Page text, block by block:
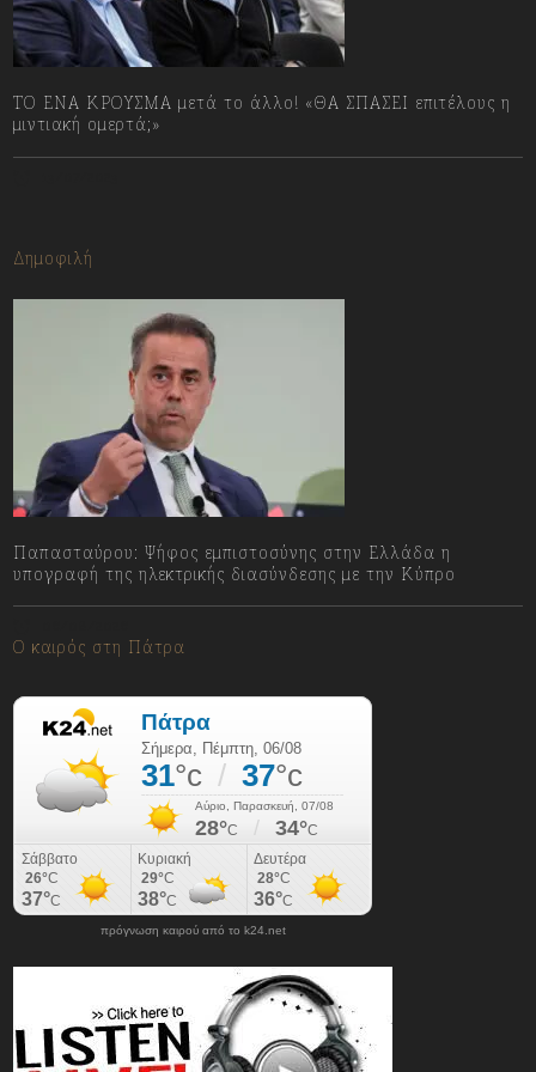
ΤΟ ΕΝΑ ΚΡΟΥΣΜΑ μετά το άλλο! «ΘΑ ΣΠΑΣΕΙ επιτέλους η
μιντιακή ομερτά;»
Δημοφιλή
Παπασταύρου: Ψήφος εμπιστοσύνης στην Ελλάδα η
υπογραφή της ηλεκτρικής διασύνδεσης με την Κύπρο
Ο καιρός στη Πάτρα
πρόγνωση καιρού από το k24.net